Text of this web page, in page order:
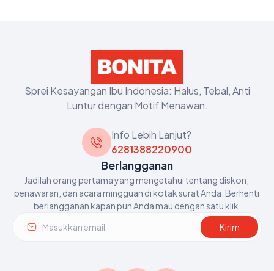
Sprei Kesayangan Ibu Indonesia: Halus, Tebal, Anti
Luntur dengan Motif Menawan.
Info Lebih Lanjut?
6281388220900
Berlangganan
Jadilah orang pertama yang mengetahui tentang diskon,
penawaran, dan acara mingguan di kotak surat Anda. Berhenti
berlangganan kapan pun Anda mau dengan satu klik.
Kirim